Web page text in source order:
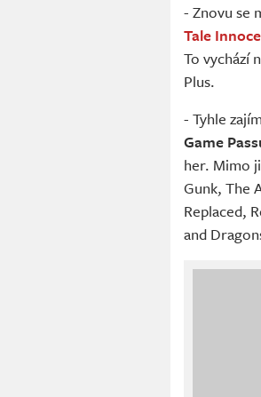
- Znovu se
Tale
To vychází
Plus.
- Tyhle
Game
her. Mimo
Gunk, The
Replaced,
and